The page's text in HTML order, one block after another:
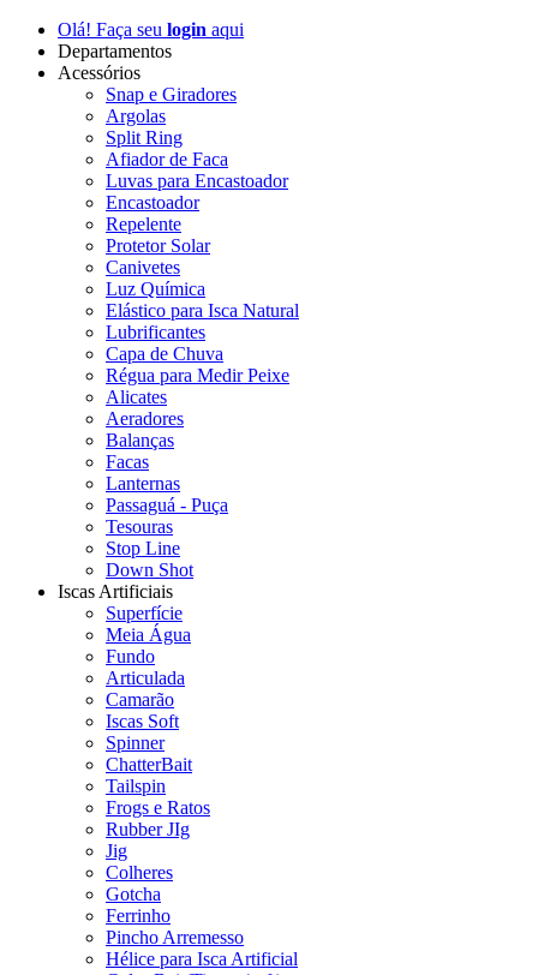
Olá! Faça seu login aqui
Departamentos
Acessórios
Snap e Giradores
Argolas
Split Ring
Afiador de Faca
Luvas para Encastoador
Encastoador
Repelente
Protetor Solar
Canivetes
Luz Química
Elástico para Isca Natural
Lubrificantes
Capa de Chuva
Régua para Medir Peixe
Alicates
Aeradores
Balanças
Facas
Lanternas
Passaguá - Puça
Tesouras
Stop Line
Down Shot
Iscas Artificiais
Superfície
Meia Água
Fundo
Articulada
Camarão
Iscas Soft
Spinner
ChatterBait
Tailspin
Frogs e Ratos
Rubber JIg
Jig
Colheres
Gotcha
Ferrinho
Pincho Arremesso
Hélice para Isca Artificial